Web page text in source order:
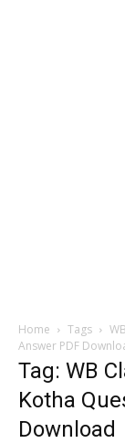
Home Tags
Answer PDF
Tag: WB
Kotha
Download